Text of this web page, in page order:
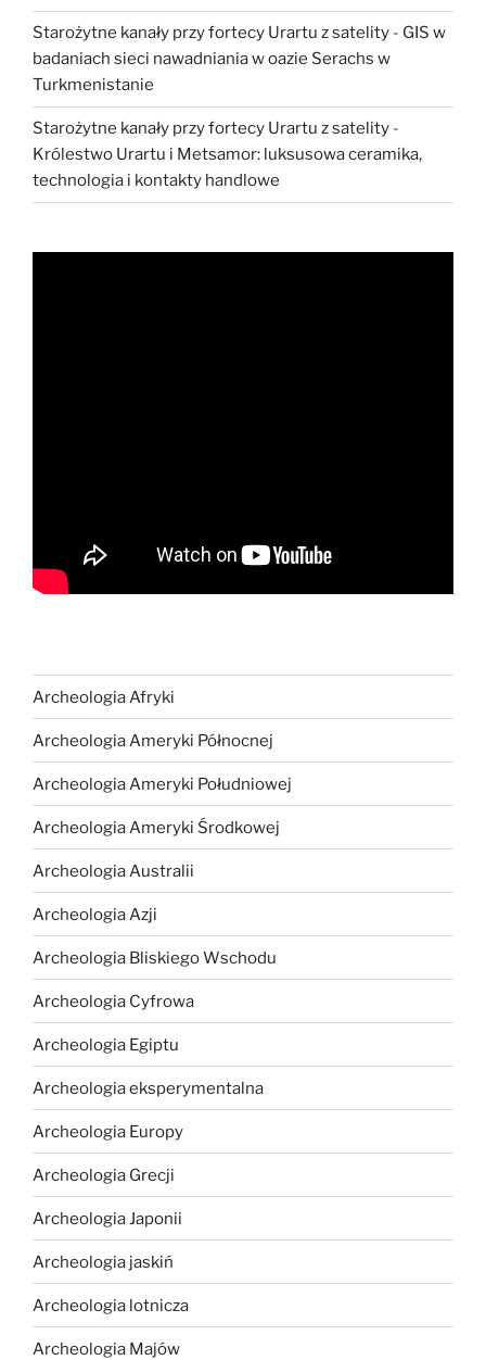
Starożytne kanały przy fortecy Urartu z satelity - GIS w
badaniach sieci nawadniania w oazie Serachs w
Turkmenistanie
Starożytne kanały przy fortecy Urartu z satelity -
Królestwo Urartu i Metsamor: luksusowa ceramika,
technologia i kontakty handlowe
Archeologia Afryki
Archeologia Ameryki Północnej
Archeologia Ameryki Południowej
Archeologia Ameryki Środkowej
Archeologia Australii
Archeologia Azji
Archeologia Bliskiego Wschodu
Archeologia Cyfrowa
Archeologia Egiptu
Archeologia eksperymentalna
Archeologia Europy
Archeologia Grecji
Archeologia Japonii
Archeologia jaskiń
Archeologia lotnicza
Archeologia Majów